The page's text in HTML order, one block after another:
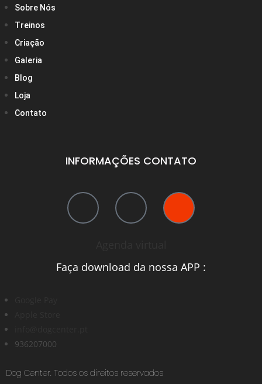
Sobre Nós
Treinos
Criação
Galeria
Blog
Loja
Contato
INFORMAÇÕES CONTATO
Faça download da nossa APP :
936207000
Dog Center. Todos os direitos reservados